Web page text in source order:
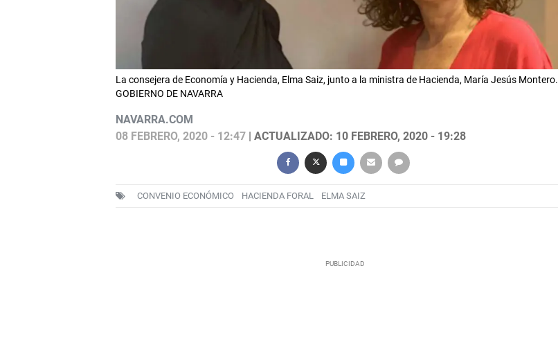
La consejera de Economía y Hacienda, Elma Saiz, junto a la ministra de Hacienda, María Jesús Montero.
GOBIERNO DE NAVARRA
NAVARRA.COM
08 FEBRERO, 2020 - 12:47| ACTUALIZADO: 10 FEBRERO, 2020 - 19:28
CONVENIO ECONÓMICO HACIENDA FORAL ELMA SAIZ